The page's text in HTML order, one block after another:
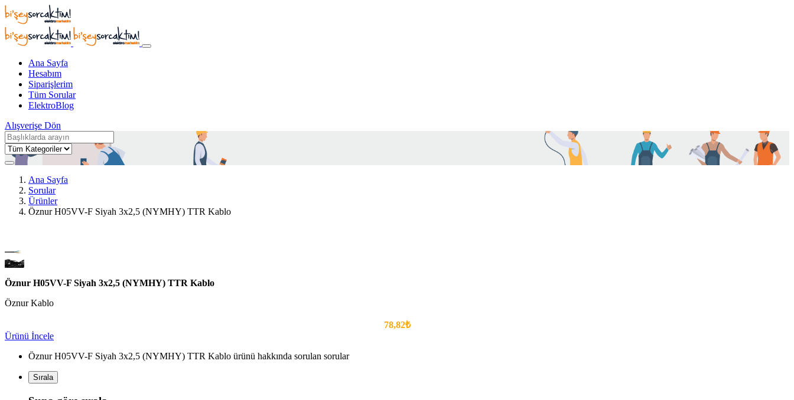
Ana Sayfa
Hesabım
Siparişlerim
Tüm Sorular
ElektroBlog
Alışverişe Dön
Ana Sayfa
Sorular
Ürünler
Öznur H05VV-F Siyah 3x2,5 (NYMHY) TTR Kablo
Öznur H05VV-F Siyah 3x2,5 (NYMHY) TTR Kablo
Öznur Kablo
78,82₺
Ürünü İncele
Öznur H05VV-F Siyah 3x2,5 (NYMHY) TTR Kablo ürünü hakkında sorulan sorular
Sırala